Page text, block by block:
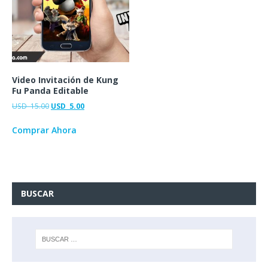
Video Invitación de Kung
Fu Panda Editable
USD15.00 USD 5.00
Comprar Ahora
BUSCAR